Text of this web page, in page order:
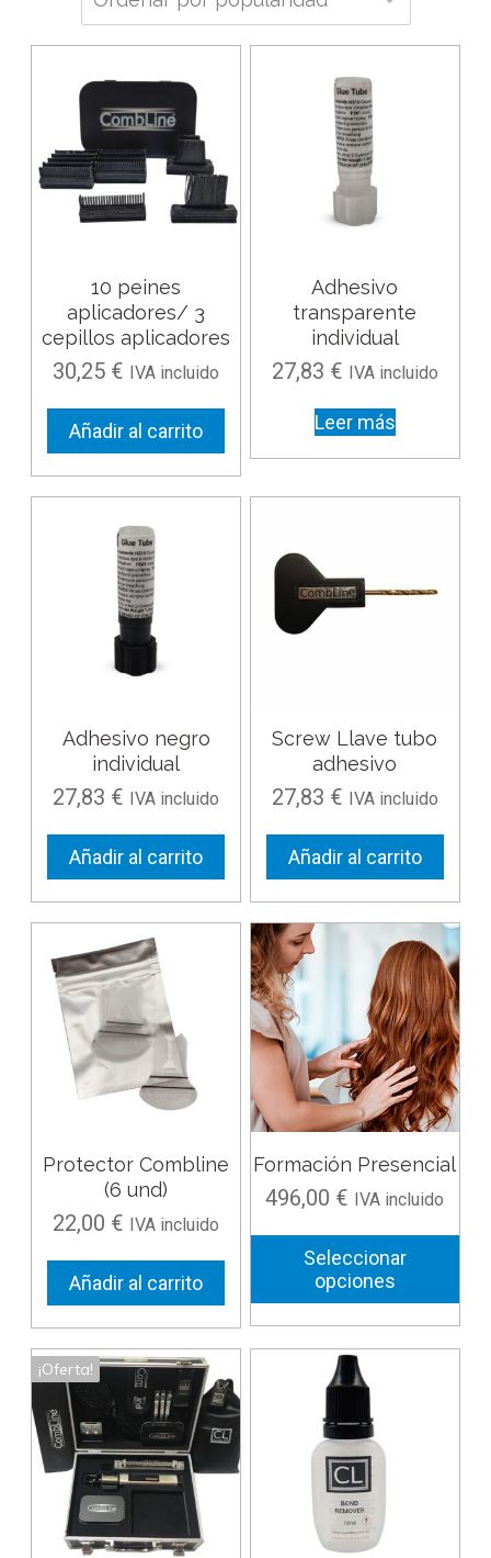
10 peines
aplicadores/ 3
cepillos aplicadores
30,25 € IVA incluido
Añadir al carrito
Adhesivo
transparente
individual
27,83 € IVA incluido
Leer más
Adhesivo negro
individual
27,83 € IVA incluido
Añadir al carrito
Screw Llave tubo
adhesivo
27,83 € IVA incluido
Añadir al carrito
Protector Combline
(6 und)
22,00 € IVA incluido
Añadir al carrito
Formación Presencial
496,00 € IVA incluido
Seleccionar
opciones
producto
tiene
múltiples
variantes.
Las
opciones
se
pueden
en
la
página
de
producto
¡Oferta!
Este
producto
tiene
múltiples
variantes.
Las
opciones